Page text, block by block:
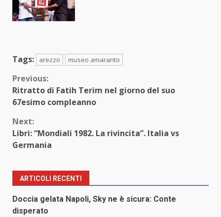
Tags: arezzo museo amaranto
Continue
Reading
Previous:
Ritratto di Fatih Terim nel giorno del suo
67esimo compleanno
Next:
Libri: “Mondiali 1982. La rivincita”. Italia vs
Germania
ARTICOLI RECENTI
Doccia gelata Napoli, Sky ne è sicura: Conte
disperato